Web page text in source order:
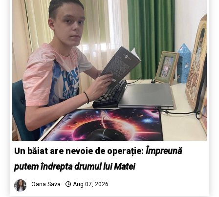
Un băiat are nevoie de operație: Împreună
putem îndrepta drumul lui Matei
Oana Sava Aug 07, 2026